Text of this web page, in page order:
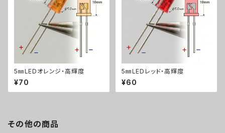
5㎜LEDオレンジ・高輝度
¥70
5㎜LEDレッド・高輝度
¥60
その他の商品